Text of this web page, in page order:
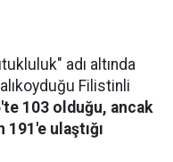
adı altında
Filistinli
103 olduğu, ancak
191'e ulaştığı